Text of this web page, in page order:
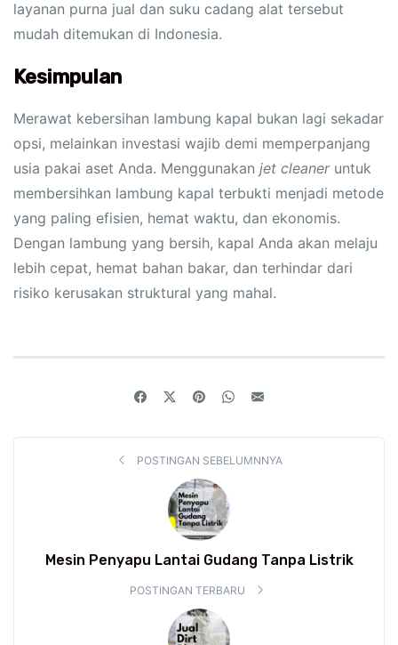
layanan purna jual dan suku cadang alat tersebut
mudah ditemukan di Indonesia.
Kesimpulan
Merawat kebersihan lambung kapal bukan lagi sekadar
opsi, melainkan investasi wajib demi memperpanjang
usia pakai aset Anda. Menggunakan jet cleaneruntuk
membersihkan lambung kapal terbukti menjadi metode
yang paling efisien, hemat waktu, dan ekonomis.
Dengan lambung yang bersih, kapal Anda akan melaju
lebih cepat, hemat bahan bakar, dan terhindar dari
risiko kerusakan struktural yang mahal.
POSTINGAN SEBELUMNNYA
Mesin Penyapu Lantai Gudang Tanpa Listrik
POSTINGAN TERBARU